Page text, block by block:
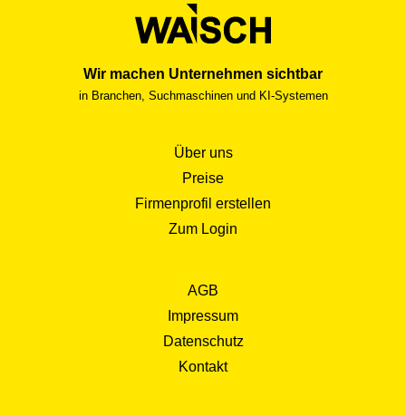
Wir machen Unternehmen sichtbar
in Branchen, Suchmaschinen und KI-Systemen
Über uns
Preise
Firmenprofil erstellen
Zum Login
AGB
Impressum
Datenschutz
Kontakt